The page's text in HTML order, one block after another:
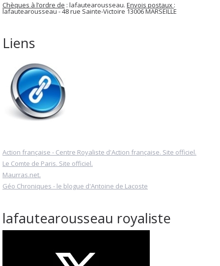
Chèques à l’ordre de : lafautearousseau. Envois postaux :
lafautearousseau - 48 rue Sainte-Victoire 13006 MARSEILLE
Liens
Action française - Centre Royaliste d'Action française. Site officiel.
Le Comte de Paris. Site officiel.
Maurras.net.
Géo Chroniques - le blogue d'Antoine de Lacoste
lafautearousseau royaliste